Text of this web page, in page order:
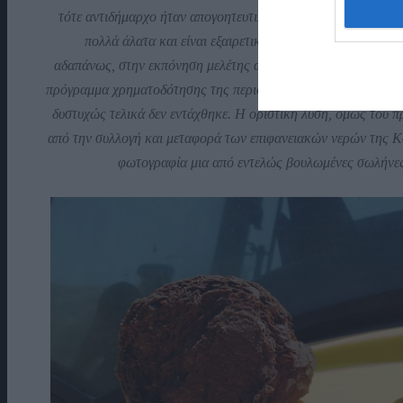
τότε αντιδήμαρχο ήταν απογοητευτική. Το κύριο πρόβλημα
πολλά άλατα και είναι εξαιρετικά σκληρό. Στη
αδαπάνως, στην εκπόνηση μελέτης αφαλάτωσης του νερού
πρόγραμμα χρηματοδότησης της περιφέρειας και να
δυστυχώς τελικά δεν εντάχθηκε. Η οριστική λύση, όμως του
από την συλλογή και μεταφορά των επιφανειακών νερών
φωτογραφία μια από εντελώς βουλωμένες